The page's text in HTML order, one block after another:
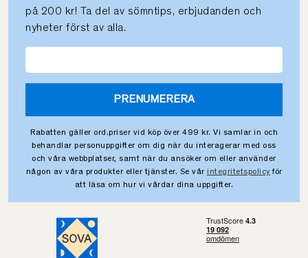
på 200 kr! Ta del av sömntips, erbjudanden och
nyheter först av alla.
PRENUMERERA
Rabatten gäller ord.priser vid köp över 499 kr. Vi samlar in och
behandlar personuppgifter om dig när du interagerar med oss
och våra webbplatser, samt när du ansöker om eller använder
någon av våra produkter eller tjänster. Se vår integritetspolicy för
att läsa om hur vi vårdar dina uppgifter.